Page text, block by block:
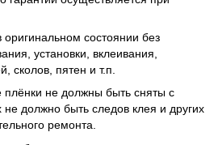
состоянии без
установки, вклеивания,
сколов, пятен и т.п.
плёнки не должны быть сняты с
не должно быть следов клея и других
ремонта.